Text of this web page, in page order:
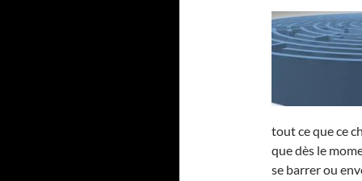
tout ce que ce
que dès le
se barrer ou